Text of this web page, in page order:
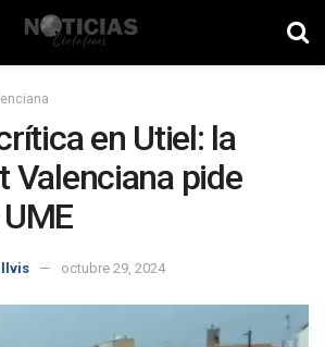
en Utiel: la
Valenciana pide
octubre 29, 2024